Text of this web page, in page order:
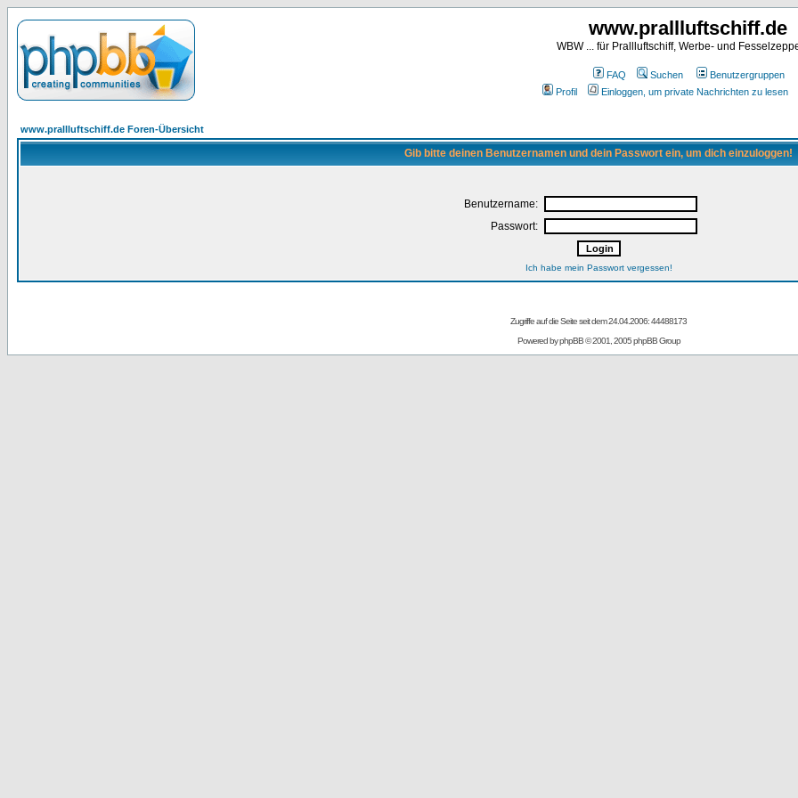
www.prallluftschiff.de
WBW ... für Prallluftschiff, Werbe- und
FAQ Suchen
Benutzergruppen
Profil
Einloggen, um private Nachrichten zu lesen
www.prallluftschiff.de Foren-Übersicht
Gib bitte deinen Benutzernamen und dein Passwort ein, um dich einzuloggen!
Benutzername:
Passwort:
Ich habe mein Passwort vergessen!
Zugriffe auf die Seite seit dem 24.04.2006: 44488173
Powered byphpBB© 2001, 2005 phpBB Group